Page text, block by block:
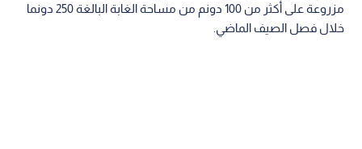
مزروعة على أكثر من 100 دونم من مساحة الغابة البالغة 250 دونما
خلال فصل الصيف الماضي.